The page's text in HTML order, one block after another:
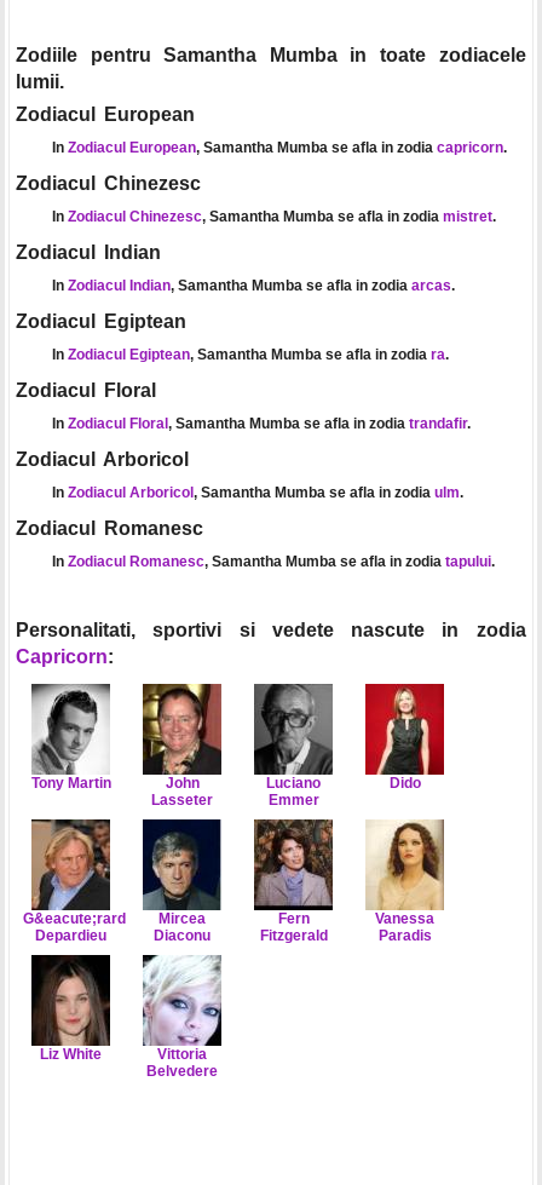
Zodiile pentru Samantha Mumba in toate zodiacele
lumii.
Zodiacul European
In Zodiacul European, Samantha Mumba se afla in zodia capricorn.
Zodiacul Chinezesc
In Zodiacul Chinezesc, Samantha Mumba se afla in zodia mistret.
Zodiacul Indian
In Zodiacul Indian, Samantha Mumba se afla in zodia arcas.
Zodiacul Egiptean
In Zodiacul Egiptean, Samantha Mumba se afla in zodia ra.
Zodiacul Floral
In Zodiacul Floral , Samantha Mumba se afla in zodia trandafir.
Zodiacul Arboricol
In Zodiacul Arboricol , Samantha Mumba se afla in zodia ulm.
Zodiacul Romanesc
In Zodiacul Romanesc, Samantha Mumba se afla in zodia tapului.
Personalitati, sportivi si vedete nascute in zodia
Capricorn:
Tony Martin
John
Lasseter
Luciano
Emmer
Dido
G&eacute;rard
Depardieu
Mircea
Diaconu
Fern
Fitzgerald
Vanessa
Paradis
Liz White
Vittoria
Belvedere